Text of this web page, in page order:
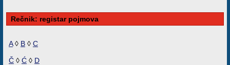
Rečnik: registar pojmova
A◊ B ◊ C
Č ◊ Ć ◊ D